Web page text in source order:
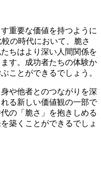
重要な価値を持つように
の時代において、脆さ
ちはより深い人間関係を
す。成功者たちの体験か
ことができるでしょう。
や他者とのつながりを深
る新しい価値観の一部で
の「脆さ」を抱きしめる
築くことができるでしょ